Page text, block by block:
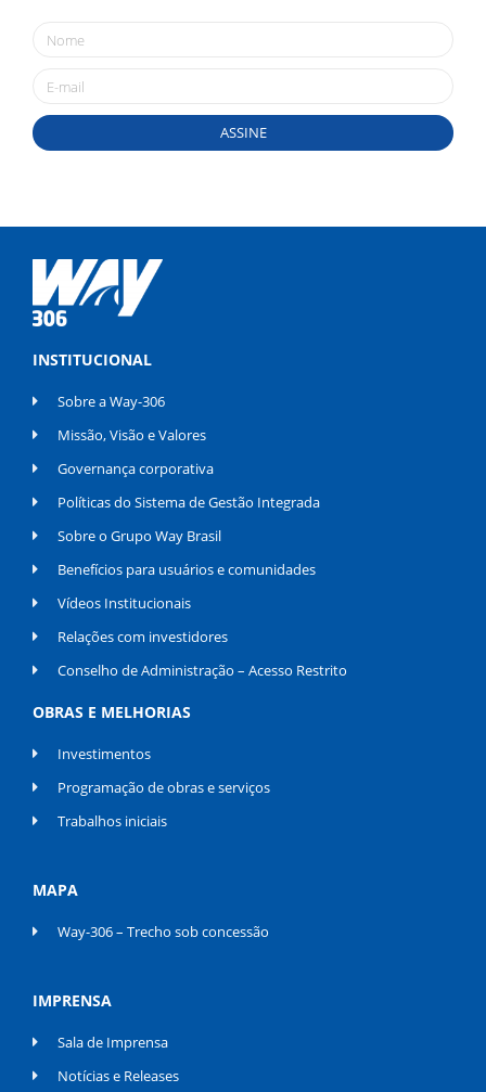
ASSINE
INSTITUCIONAL
Sobre a Way-306
Missão, Visão e Valores
Governança corporativa
Políticas do Sistema de Gestão Integrada
Sobre o Grupo Way Brasil
Benefícios para usuários e comunidades
Vídeos Institucionais
Relações com investidores
Conselho de Administração – Acesso Restrito
OBRAS E MELHORIAS
Investimentos
Programação de obras e serviços
Trabalhos iniciais
MAPA
Way-306 – Trecho sob concessão
IMPRENSA
Sala de Imprensa
Notícias e Releases